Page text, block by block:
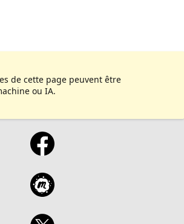
de cette page peuvent être
ou IA.